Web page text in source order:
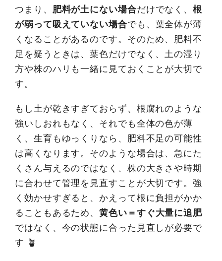
つまり、 肥料が土にない場合だけでなく、根
が弱って吸えていない場合でも、葉全体が薄
くなることがあるのです。そのため、肥料不
足を疑うときは、葉色だけでなく、土の湿り
方や株のハリも一緒に見ておくことが大切で
す。
もし土が乾きすぎておらず、根腐れのような
強いしおれもなく、それでも全体の色が薄
く、生育もゆっくりなら、肥料不足の可能性
は高くなります。そのような場合は、急にた
くさん与えるのではなく、株の大きさや時期
に合わせて管理を見直すことが大切です。強
く効かせすぎると、かえって根に負担がかか
ることもあるため、黄色い＝すぐ大量に追肥
ではなく、今の状態に合った見直しが必要で
す 🪴